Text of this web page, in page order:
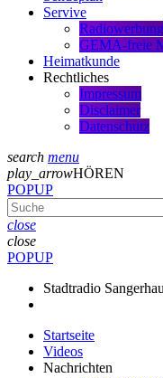
Servive
Radiowerbung
GEMA-freie
Heimatkunde
Rechtliches
Impressum
Disclaimer
Datenschutz
search menu
play_arrowHÖREN
POPUP
close
close
POPUP
Stadtradio
Startseite
Videos
Nachrichten